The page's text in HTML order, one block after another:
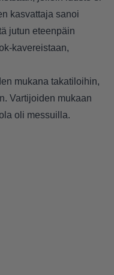
kasvattaja sanoi
jutun eteenpäin
kavereistaan,
mukana takatiloihin,
Vartijoiden mukaan
oli messuilla.